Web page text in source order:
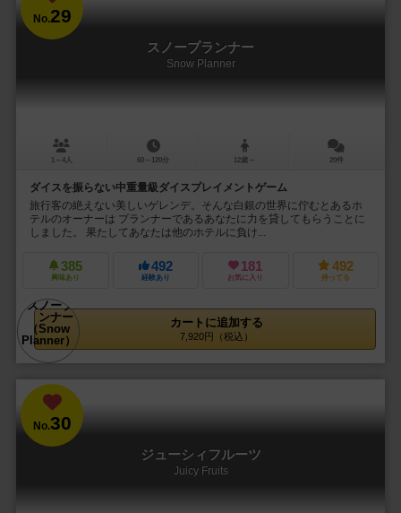
No.29
スノープランナー
Snow Planner
1～4人 60～120分 12歳～ 20件
ダイスを振らない中重量級ダイスプレイメントゲーム
旅行客の絶えない美しいゲレンデ。そんな白銀の世界に佇むとあるホ
テルのオーナーは プランナーであるあなたに力を貸してもらうことに
しました。 果たしてあなたは他のホテルに負け...
385
興味あり
492
経験あり
181
お気に入り
492
持ってる
カートに追加する
7,920円（税込）
No.30
ジューシィフルーツ
Juicy Fruits